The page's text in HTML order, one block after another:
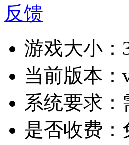
反馈
游戏大小：
当前版本：
系统要求：
是否收费：